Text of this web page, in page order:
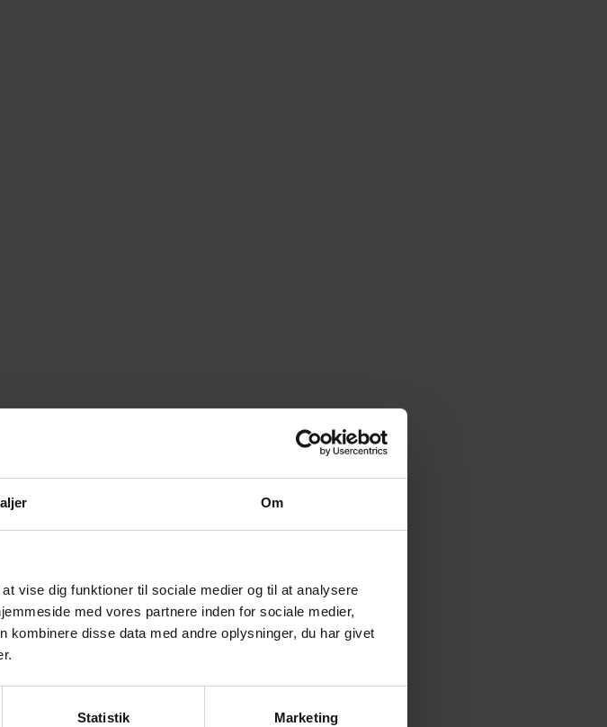
Om
vise dig funktioner til sociale medier og til at analysere
med vores partnere inden for sociale medier,
kombinere disse data med andre oplysninger, du har givet
Statistik Marketing